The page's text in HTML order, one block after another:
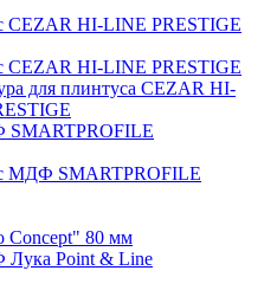
CEZAR HI-LINE PRESTIGE
CEZAR HI-LINE PRESTIGE
для плинтуса CEZAR HI-
МДФ SMARTPROFILE
Concept" 80 мм
Point & Line